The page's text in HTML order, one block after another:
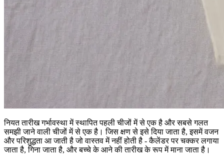
नियत तारीख गर्भावस्था में स्थापित पहली चीजों में से एक है और सबसे गलत
समझी जाने वाली चीजों में से एक है। जिस क्षण से इसे दिया जाता है, इसमें वजन
और परिशुद्धता आ जाती है जो वास्तव में नहीं होती है - कैलेंडर पर चक्कर लगाया
जाता है, गिना जाता है, और बच्चे के आने की तारीख के रूप में माना जाता है।